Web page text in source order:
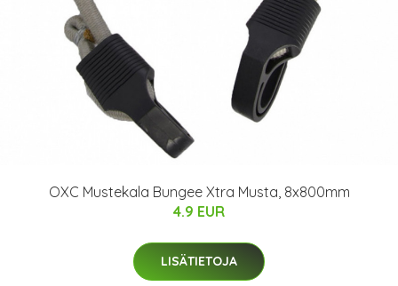
OXC Mustekala Bungee Xtra Musta, 8x800mm
4.9 EUR
LISÄTIETOJA